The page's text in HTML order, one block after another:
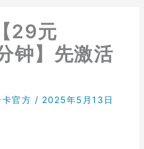
29元
钟】先激活
官方 / 2025年5月13日